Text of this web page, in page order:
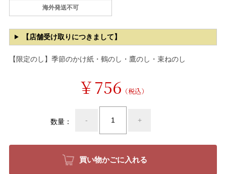
海外発送不可
【店舗受け取りにつきまして】
【限定のし】季節のかけ紙・鶴のし・鷹のし・束ねのし
￥756 （税込）
数量： - +